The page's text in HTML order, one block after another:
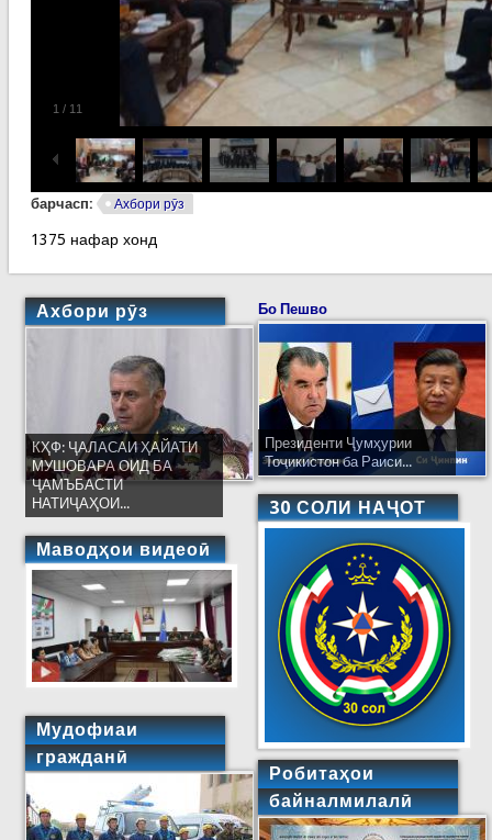
1 / 11
барчасп: Ахбори рӯз
1375 нафар хонд
Ахбори рӯз
КҲФ: ҶАЛАСАИ ҲАЙАТИ
МУШОВАРА ОИД БА
ҶАМЪБАСТИ
НАТИҶАҲОИ...
Маводҳои видеоӣ
Мудофиаи
гражданӣ
Бо Пешво
Президенти Ҷумҳурии
Тоҷикистон ба Раиси...
30 СОЛИ НАҶОТ
Робитаҳои
байналмилалӣ